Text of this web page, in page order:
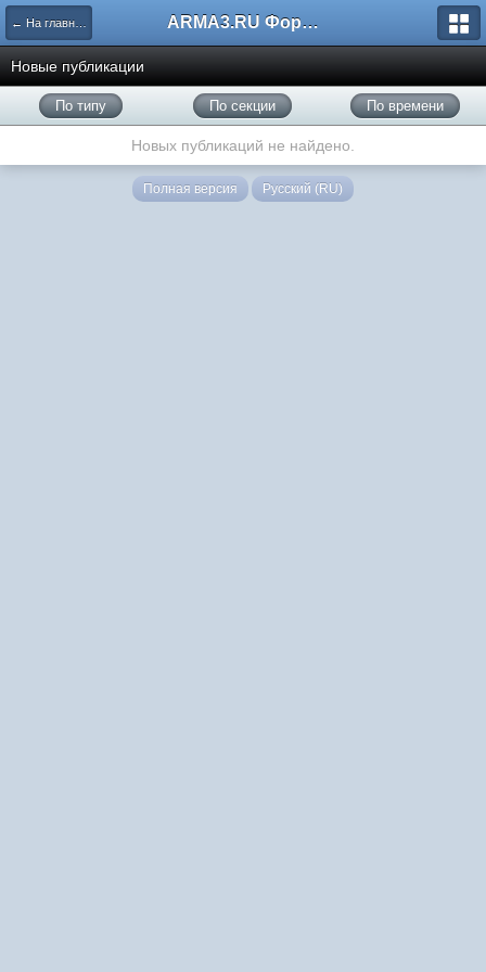
← На главную ARMA3.RU Форум
Новые публикации
По типу По секции По времени
Новых публикаций не найдено.
Полная версия Русский (RU)